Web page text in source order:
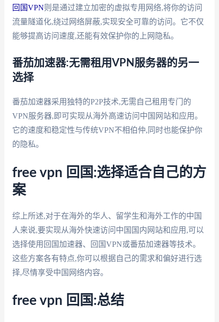
回国VPN则是通过建立加密的虚拟专用网络,将你的访问
流量隧道化,绕过网络屏蔽,实现安全可靠的访问。它不仅
能够提高访问速度,还能有效保护你的上网隐私。
番茄加速器:无需租用VPN服务器的另一
选择
番茄加速器采用独特的P2P技术,无需自己租用专门的
VPN服务器,即可实现从海外高速访问中国网站和应用。
它的速度和稳定性与传统VPN不相伯仲,同时也能保护你
的隐私。
free vpn 回国:选择适合自己的方
案
综上所述,对于在海外的华人、留学生和海外工作的中国
人来说,要实现从海外快速访问中国国内网站和应用,可以
选择使用回国加速器、回国VPN或番茄加速器等技术。
这些方案各有特点,你可以根据自己的需求和偏好进行选
择,尽情享受中国网络内容。
free vpn 回国:总结